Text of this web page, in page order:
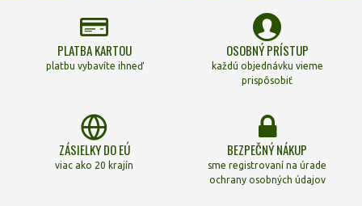
PLATBA KARTOU
platbu vybavíte ihneď
OSOBNÝ PRÍSTUP
každú objednávku vieme
prispôsobiť
ZÁSIELKY DO EÚ
viac ako 20 krajín
BEZPEČNÝ NÁKUP
sme registrovaní na úrade
ochrany osobných údajov